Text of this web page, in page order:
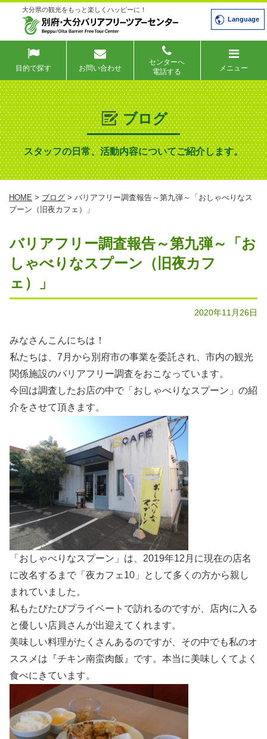
大分県の観光をもっと楽しくハッピーに！
Language
目的で探す お問い合わせ
センターへ
電話する
メニュー
ブログ
スタッフの日常、活動内容についてご紹介します。
HOME > ブログ > バリアフリー調査報告～第九弾～「おしゃべりなス
プーン（旧夜カフェ）」
バリアフリー調査報告～第九弾～「お
しゃべりなスプーン（旧夜カフ
ェ）」
2020年11月26日
みなさんこんにちは！
私たちは、7月から別府市の事業を委託され、市内の観光
関係施設のバリアフリー調査をおこなっています。
今回は調査したお店の中で「おしゃべりなスプーン」の紹
介をさせて頂きます。
「おしゃべりなスプーン」は、2019年12月に現在の店名
に改名するまで「夜カフェ10」として多くの方から親し
まれていました。
私もたびたびプライベートで訪れるのですが、店内に入る
と優しい店員さんが出迎えてくれます。
美味しい料理がたくさんあるのですが、その中でも私のオ
ススメは『チキン南蛮肉飯』です。本当に美味しくてよく
食べにきています。